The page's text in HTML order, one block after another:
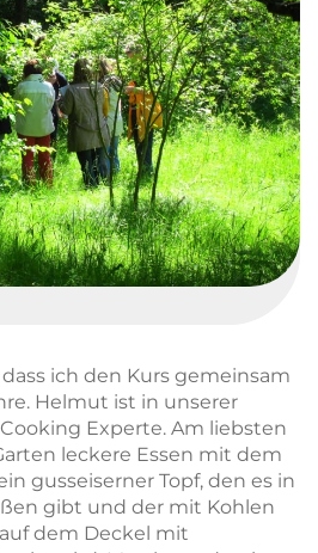
ich den Kurs gemeinsam
Helmut ist in unserer
Experte. Am liebsten
leckere Essen mit dem
gusseiserner Topf, den es in
gibt und der mit Kohlen
dem Deckel mit